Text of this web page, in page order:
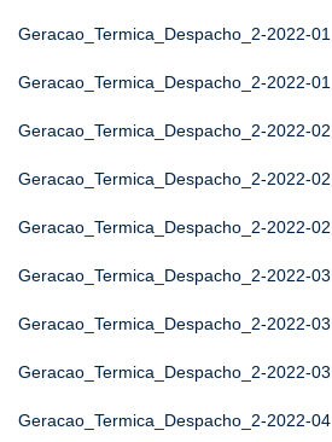
Geracao_Termica_Despacho_2-2022-01
Geracao_Termica_Despacho_2-2022-01
Geracao_Termica_Despacho_2-2022-02
Geracao_Termica_Despacho_2-2022-02
Geracao_Termica_Despacho_2-2022-02
Geracao_Termica_Despacho_2-2022-03
Geracao_Termica_Despacho_2-2022-03
Geracao_Termica_Despacho_2-2022-03
Geracao_Termica_Despacho_2-2022-04